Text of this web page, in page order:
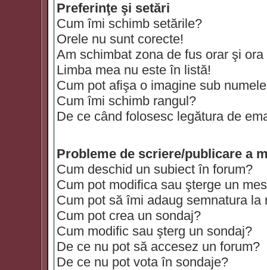
Preferinţe şi setări
Cum îmi schimb setările?
Orele nu sunt corecte!
Am schimbat zona de fus orar şi
Limba mea nu este în listă!
Cum pot afişa o imagine sub
Cum îmi schimb rangul?
De ce când folosesc legătura de
Probleme de scriere/publicare a
Cum deschid un subiect în forum?
Cum pot modifica sau şterge un
Cum pot să îmi adaug semnatura la
Cum pot crea un sondaj?
Cum modific sau şterg un sondaj?
De ce nu pot să accesez un forum?
De ce nu pot vota în sondaje?